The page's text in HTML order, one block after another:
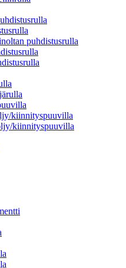
puhdistusrulla
kiinnityspuuvilla
kiinnityspuuvilla